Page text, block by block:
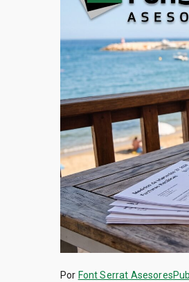
Por Font Serrat Asesores